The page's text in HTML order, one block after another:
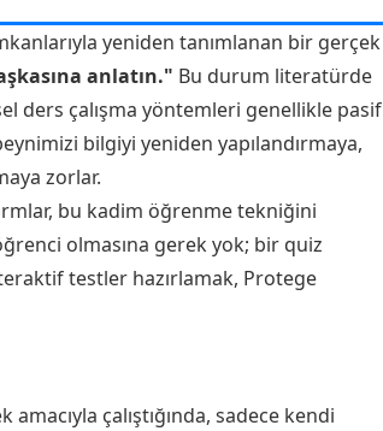
yeniden tanımlanan bir gerçek
anlatın." Bu durum literatürde
ders çalışma yöntemleri genellikle pasif
bilgiyi yeniden yapılandırmaya,
zorlar.
bu kadim öğrenme tekniğini
olmasına gerek yok; bir quiz
testler hazırlamak, Protege
çalıştığında, sadece kendi